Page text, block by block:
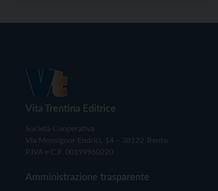
Vita Trentina Editrice
Società Cooperativa
Via Monsignor Endrici, 14 – 38122 Trento
P.IVA e C.F. 00199960220
Amministrazione trasparente